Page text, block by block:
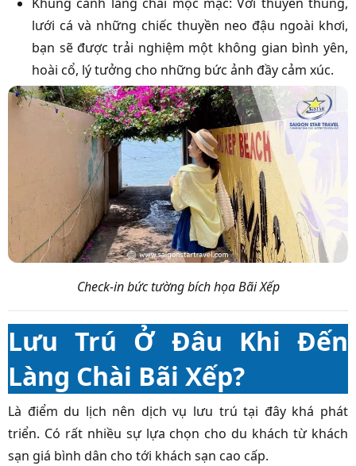
lưới cá và những chiếc thuyền neo đậu ngoài khơi,
bạn sẽ được trải nghiệm một không gian bình yên,
hoài cổ, lý tưởng cho những bức ảnh đầy cảm xúc.
Check-in bức tường bích họa Bãi Xếp
Lưu Trú Ở Đâu Khi Đến
Làng Chài Bãi Xếp?
Là điểm du lịch nên dịch vụ lưu trú tại đây khá phát
triển. Có rất nhiều sự lựa chọn cho du khách từ khách
sạn giá bình dân cho tới khách sạn cao cấp.